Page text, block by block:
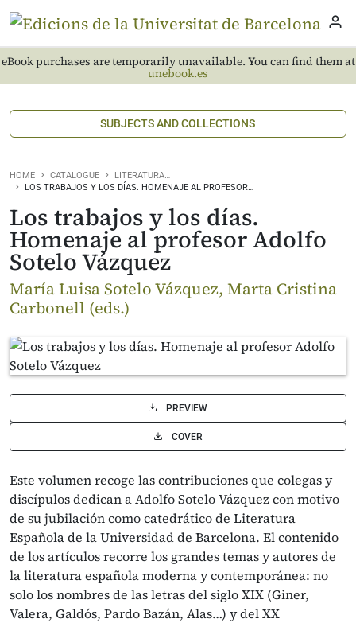
eBook purchases are temporarily unavailable. You can find them at
unebook.es
SUBJECTS AND COLLECTIONS
HOME CATALOGUE
LITERATURA…
LOS TRABAJOS Y LOS DÍAS. HOMENAJE AL PROFESOR…
Los trabajos y los días.
Homenaje al profesor Adolfo
Sotelo Vázquez
María Luisa Sotelo Vázquez, Marta Cristina
Carbonell (eds.)
PREVIEW
COVER
Este volumen recoge las contribuciones que colegas y
discípulos dedican a Adolfo Sotelo Vázquez con motivo
de su jubilación como catedrático de Literatura
Española de la Universidad de Barcelona. El contenido
de los artículos recorre los grandes temas y autores de
la literatura española moderna y contemporánea: no
solo los nombres de las letras del siglo XIX (Giner,
Valera, Galdós, Pardo Bazán, Alas…) y del XX